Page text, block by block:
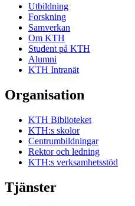
Utbildning
Forskning
Samverkan
Om KTH
Student på KTH
Alumni
KTH Intranät
Organisation
KTH Biblioteket
KTH:s skolor
Centrumbildningar
Rektor och ledning
KTH:s verksamhetsstöd
Tjänster